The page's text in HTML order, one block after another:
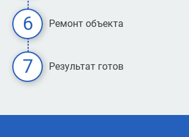
Ремонт объекта
Результат готов